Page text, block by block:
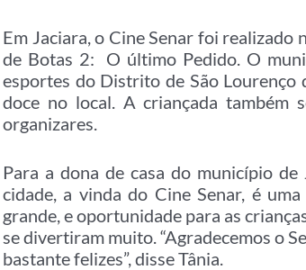
Em Jaciara, o Cine Senar foi
de Botas 2: O último Pedido. O
esportes do Distrito de São Lourenço
doce no local. A criançada também
organizares.
Para a dona de casa do município
cidade, a vinda do Cine Senar, é
grande, e oportunidade para as
se divertiram muito. “Agradecemos o
bastante felizes”, disse Tânia.